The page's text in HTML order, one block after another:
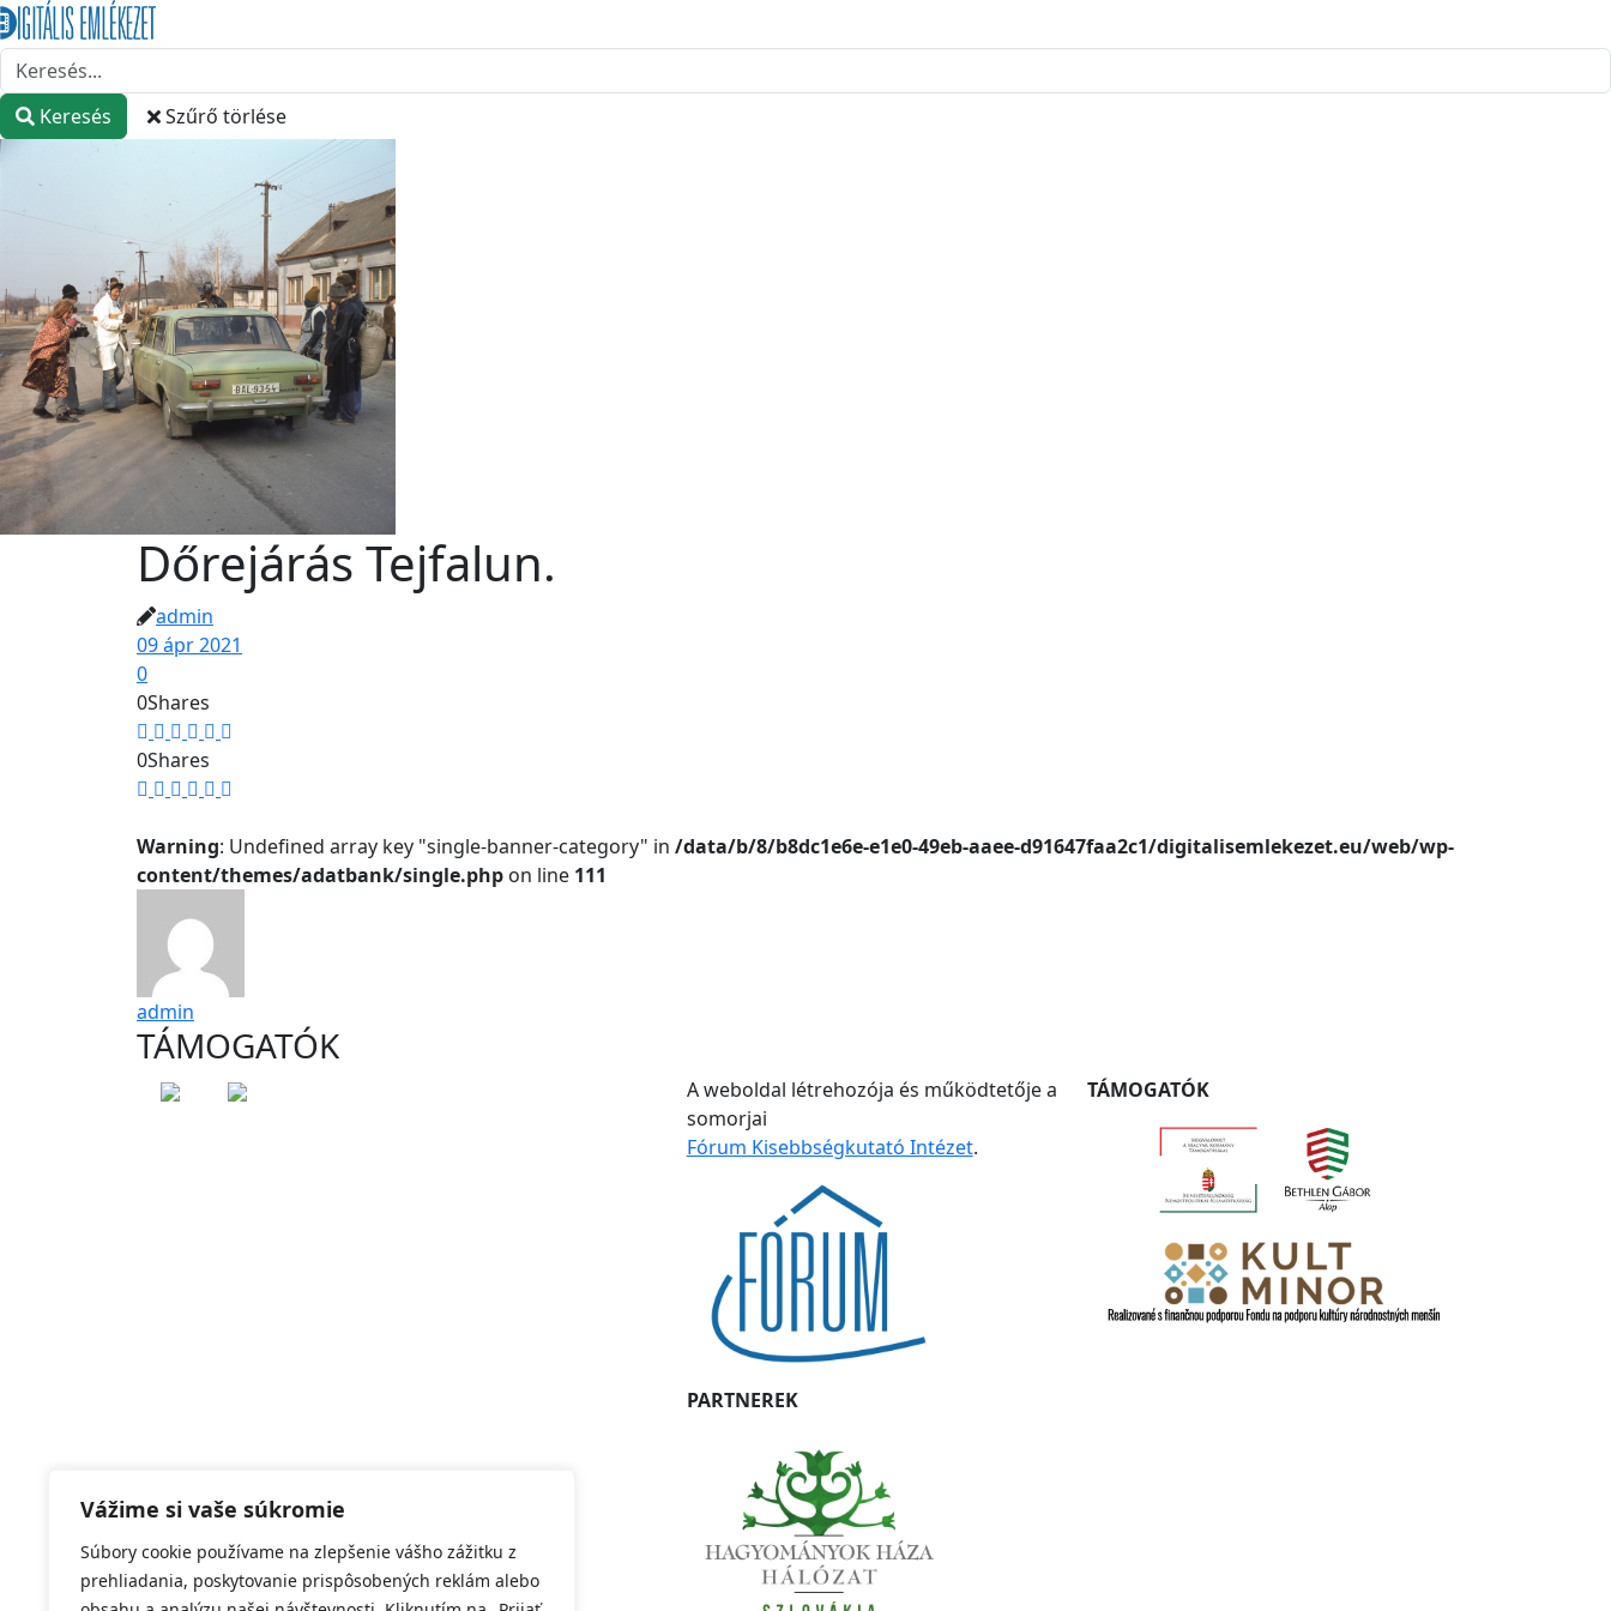
Vážime si vaše súkromie
Súbory cookie používame na zlepšenie vášho zážitku z
prehliadania, poskytovanie prispôsobených reklám alebo
Keresés Szűrő törlése
Dőrejárás Tejfalun.
admin
09 ápr 2021
0
0Shares
0Shares
Warning: Undefined array key "single-banner-category" in /data/b/8/b8dc1e6e-e1e0-49eb-aaee-d91647faa2c1/digitalisemlekezet.eu/web/wp-
content/themes/adatbank/single.php on line 111
admin
TÁMOGATÓK
A weboldal létrehozója és működtetője a
somorjai
Fórum Kisebbségkutató Intézet.
PARTNEREK
TÁMOGATÓK